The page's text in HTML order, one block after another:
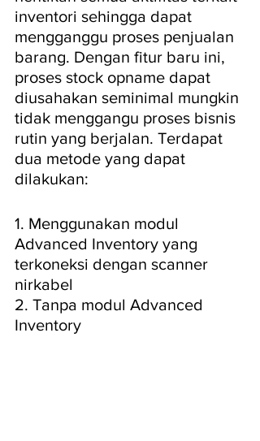
inventori sehingga dapat
mengganggu proses penjualan
barang. Dengan fitur baru ini,
proses stock opname dapat
diusahakan seminimal mungkin
tidak menggangu proses bisnis
rutin yang berjalan. Terdapat
dua metode yang dapat
dilakukan:
1. Menggunakan modul
Advanced Inventory yang
terkoneksi dengan scanner
nirkabel
2. Tanpa modul Advanced
Inventory